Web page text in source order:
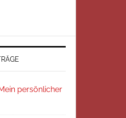
persönlicher